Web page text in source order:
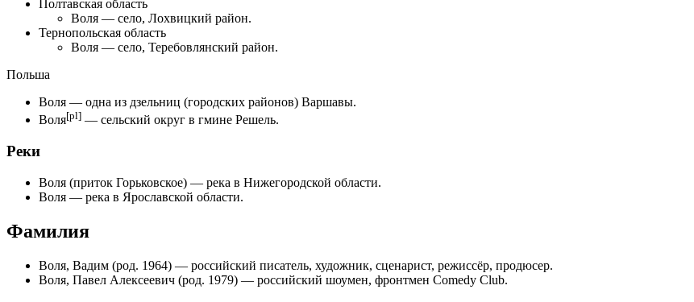
Полтавская область
Воля — село, Лохвицкий район.
Тернопольская область
Воля — село, Теребовлянский район.
Польша
Воля — одна из дзельниц (городских районов) Варшавы.
Воля[pl] — сельский округ в гмине Решель.
Реки
Воля (приток Горьковское) — река в Нижегородской области.
Воля — река в Ярославской области.
Фамилия
Воля, Вадим (род. 1964) — российский писатель, художник, сценарист, режиссёр, продюсер.
Воля, Павел Алексеевич (род. 1979) — российский шоумен, фронтмен Comedy Club.